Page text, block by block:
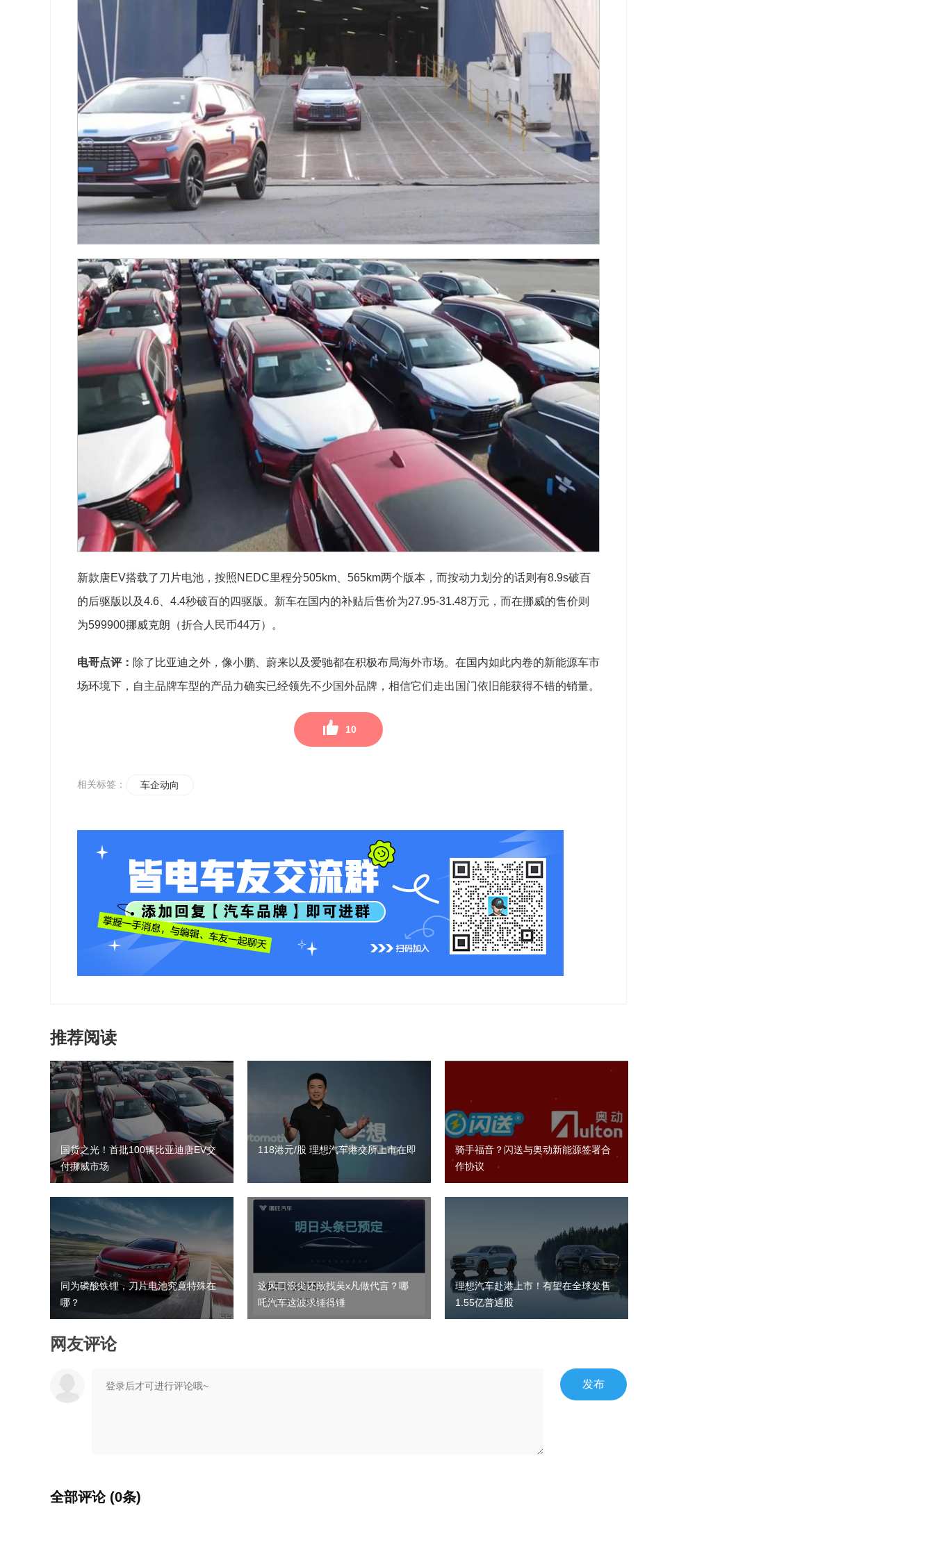
新款唐EV搭载了刀片电池，按照NEDC里程分505km、565km两个版本，而按动力划分的话则有8.9s破百
的后驱版以及4.6、4.4秒破百的四驱版。新车在国内的补贴后售价为27.95-31.48万元，而在挪威的售价则
为599900挪威克朗（折合人民币44万）。
电哥点评： 除了比亚迪之外，像小鹏、蔚来以及爱驰都在积极布局海外市场。在国内如此内卷的新能源车市
场环境下，自主品牌车型的产品力确实已经领先不少国外品牌，相信它们走出国门依旧能获得不错的销量。
10
相关标签： 车企动向
推荐阅读
国货之光！首批100辆比亚迪唐EV交
付挪威市场
118港元/股 理想汽车港交所上市在即
骑手福音？闪送与奥动新能源签署合
作协议
同为磷酸铁锂，刀片电池究竟特殊在
哪？
这风口浪尖还敢找吴x凡做代言？哪
吒汽车这波求锤得锤
理想汽车赴港上市！有望在全球发售
1.55亿普通股
网友评论
发布
全部评论 (0条)